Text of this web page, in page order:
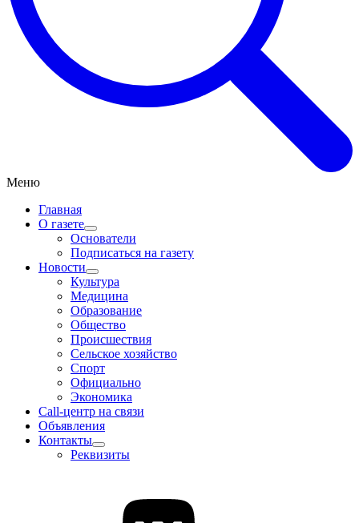
Меню
Главная
О газете
Основатели
Подписаться на газету
Новости
Культура
Медицина
Образование
Общество
Происшествия
Сельское хозяйство
Спорт
Официально
Экономика
Call-центр на связи
Объявления
Контакты
Реквизиты